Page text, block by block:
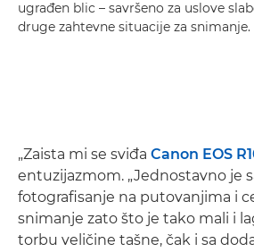
ugrađen blic – savršeno za uslove
druge zahtevne situacije za snimanje.
„Zaista mi se sviđa Canon EOS
entuzijazmom. „Jednostavno je
fotografisanje na putovanjima i
snimanje zato što je tako mali i
torbu veličine tašne, čak i sa